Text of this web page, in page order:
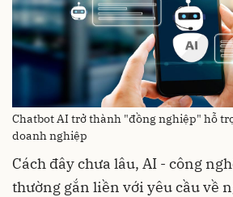
Chatbot AI trở thành "đồng nghiệp" hỗ
doanh nghiệp
Cách đây chưa lâu, AI - công
thường gắn liền với yêu cầu về